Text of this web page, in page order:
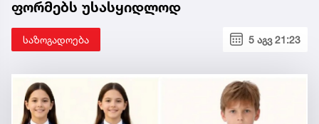
ფორმებს უსასყიდლოდ
საზოგადოება 5 აგვ 21:23